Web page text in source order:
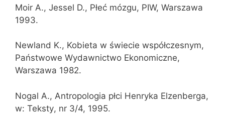
Moir A., Jessel D., Płeć mózgu, PIW, Warszawa
1993.
Newland K., Kobieta w świecie współczesnym,
Państwowe Wydawnictwo Ekonomiczne,
Warszawa 1982.
Nogal A., Antropologia płci Henryka Elzenberga,
w: Teksty, nr 3/4, 1995.